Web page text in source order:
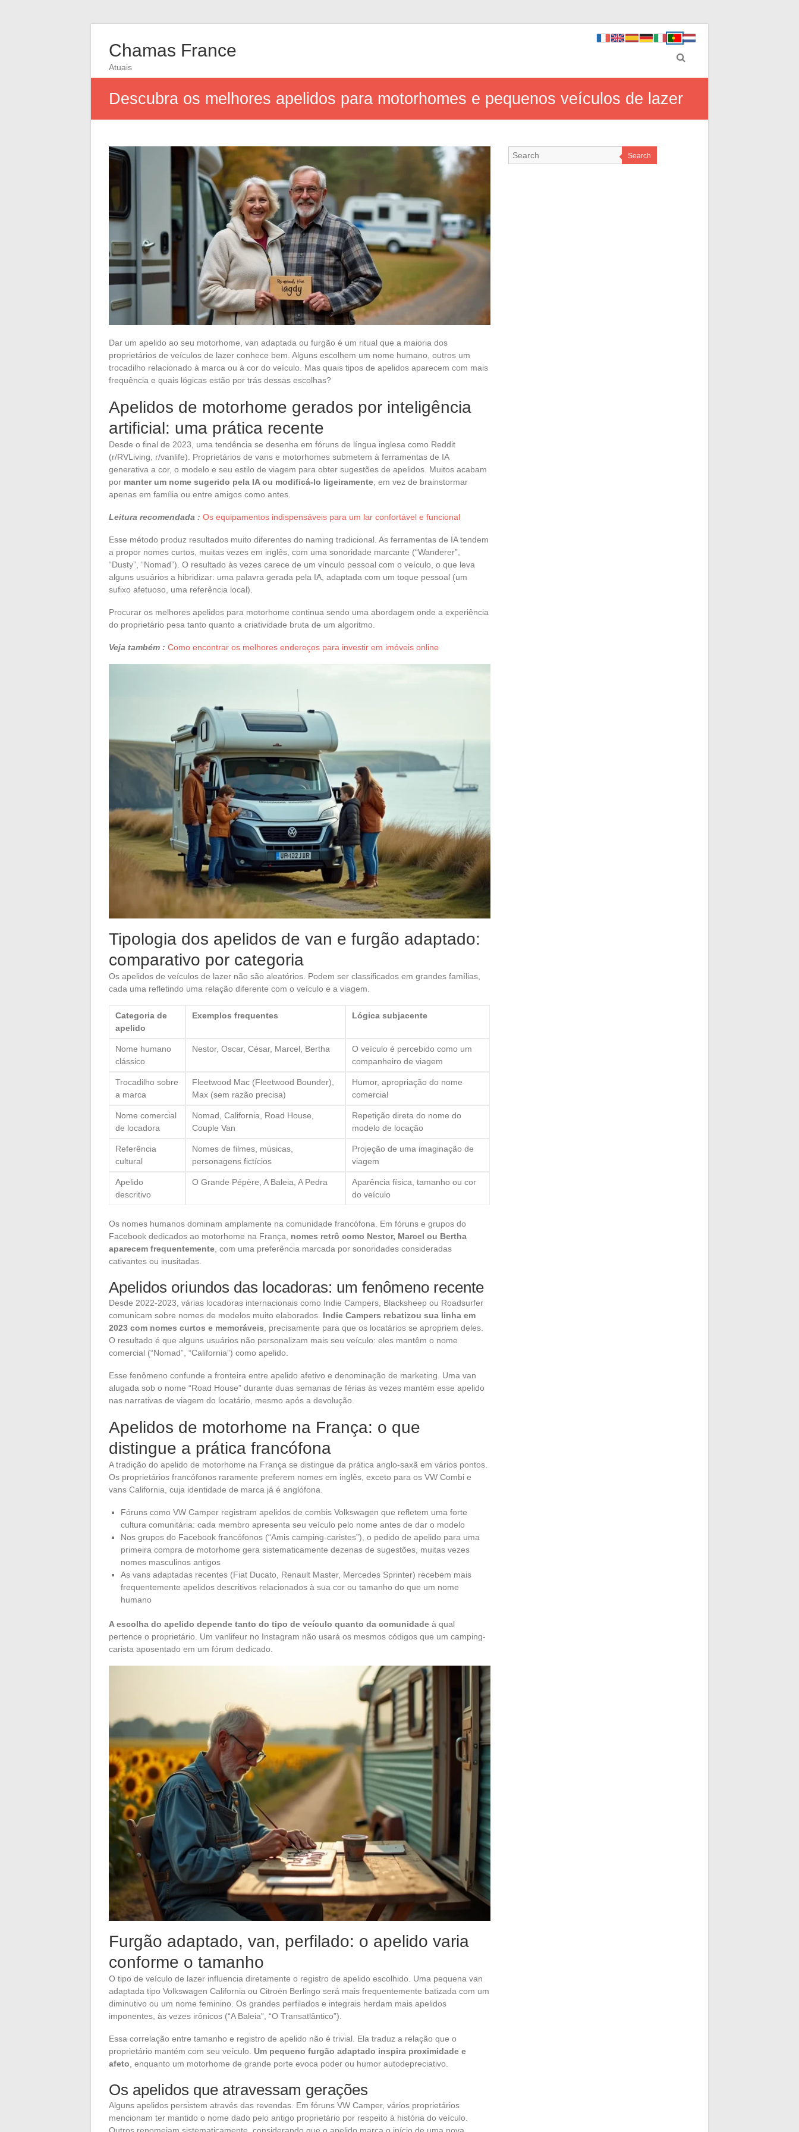
Chamas France
Atuais
Descubra os melhores apelidos para motorhomes e pequenos veículos de lazer
Dar um apelido ao seu motorhome, van adaptada ou furgão é um ritual que a maioria dos
proprietários de veículos de lazer conhece bem. Alguns escolhem um nome humano, outros um
trocadilho relacionado à marca ou à cor do veículo. Mas quais tipos de apelidos aparecem com mais
frequência e quais lógicas estão por trás dessas escolhas?
Apelidos de motorhome gerados por inteligência
artificial: uma prática recente
Desde o final de 2023, uma tendência se desenha em fóruns de língua inglesa como Reddit
(r/RVLiving, r/vanlife). Proprietários de vans e motorhomes submetem à ferramentas de IA
generativa a cor, o modelo e seu estilo de viagem para obter sugestões de apelidos. Muitos acabam
por manter um nome sugerido pela IA ou modificá-lo ligeiramente , em vez de brainstormar
apenas em família ou entre amigos como antes.
Leitura recomendada : Os equipamentos indispensáveis para um lar confortável e funcional
Esse método produz resultados muito diferentes do naming tradicional. As ferramentas de IA tendem
a propor nomes curtos, muitas vezes em inglês, com uma sonoridade marcante (“Wanderer”,
“Dusty”, “Nomad”). O resultado às vezes carece de um vínculo pessoal com o veículo, o que leva
alguns usuários a hibridizar: uma palavra gerada pela IA, adaptada com um toque pessoal (um
sufixo afetuoso, uma referência local).
Procurar os melhores apelidos para motorhome continua sendo uma abordagem onde a experiência
do proprietário pesa tanto quanto a criatividade bruta de um algoritmo.
Veja também : Como encontrar os melhores endereços para investir em imóveis online
Tipologia dos apelidos de van e furgão adaptado:
comparativo por categoria
Os apelidos de veículos de lazer não são aleatórios. Podem ser classificados em grandes famílias,
cada uma refletindo uma relação diferente com o veículo e a viagem.
Categoria de
apelido
Exemplos frequentes Lógica subjacente
Nome humano
clássico
Nestor, Oscar, César, Marcel, Bertha
O veículo é percebido como um
companheiro de viagem
Trocadilho sobre
a marca
Fleetwood Mac (Fleetwood Bounder),
Max (sem razão precisa)
Humor, apropriação do nome
comercial
Nome comercial
de locadora
Nomad, California, Road House,
Couple Van
Repetição direta do nome do
modelo de locação
Referência
cultural
Nomes de filmes, músicas,
personagens fictícios
Projeção de uma imaginação de
viagem
Apelido
descritivo
O Grande Pépère, A Baleia, A Pedra
Aparência física, tamanho ou cor
do veículo
Os nomes humanos dominam amplamente na comunidade francófona. Em fóruns e grupos do
Facebook dedicados ao motorhome na França, nomes retrô como Nestor, Marcel ou Bertha
aparecem frequentemente, com uma preferência marcada por sonoridades consideradas
cativantes ou inusitadas.
Apelidos oriundos das locadoras: um fenômeno recente
Desde 2022-2023, várias locadoras internacionais como Indie Campers, Blacksheep ou Roadsurfer
comunicam sobre nomes de modelos muito elaborados. Indie Campers rebatizou sua linha em
2023 com nomes curtos e memoráveis, precisamente para que os locatários se apropriem deles.
O resultado é que alguns usuários não personalizam mais seu veículo: eles mantêm o nome
comercial (“Nomad”, “California”) como apelido.
Esse fenômeno confunde a fronteira entre apelido afetivo e denominação de marketing. Uma van
alugada sob o nome “Road House” durante duas semanas de férias às vezes mantém esse apelido
nas narrativas de viagem do locatário, mesmo após a devolução.
Apelidos de motorhome na França: o que
distingue a prática francófona
A tradição do apelido de motorhome na França se distingue da prática anglo-saxã em vários pontos.
Os proprietários francófonos raramente preferem nomes em inglês, exceto para os VW Combi e
vans California, cuja identidade de marca já é anglófona.
Fóruns como VW Camper registram apelidos de combis Volkswagen que refletem uma forte
cultura comunitária: cada membro apresenta seu veículo pelo nome antes de dar o modelo
Nos grupos do Facebook francófonos (“Amis camping-caristes”), o pedido de apelido para uma
primeira compra de motorhome gera sistematicamente dezenas de sugestões, muitas vezes
nomes masculinos antigos
As vans adaptadas recentes (Fiat Ducato, Renault Master, Mercedes Sprinter) recebem mais
frequentemente apelidos descritivos relacionados à sua cor ou tamanho do que um nome
humano
A escolha do apelido depende tanto do tipo de veículo quanto da comunidade à qual
pertence o proprietário. Um vanlifeur no Instagram não usará os mesmos códigos que um camping-
carista aposentado em um fórum dedicado.
Furgão adaptado, van, perfilado: o apelido varia
conforme o tamanho
O tipo de veículo de lazer influencia diretamente o registro de apelido escolhido. Uma pequena van
adaptada tipo Volkswagen California ou Citroën Berlingo será mais frequentemente batizada com um
diminutivo ou um nome feminino. Os grandes perfilados e integrais herdam mais apelidos
imponentes, às vezes irônicos (“A Baleia”, “O Transatlântico”).
Essa correlação entre tamanho e registro de apelido não é trivial. Ela traduz a relação que o
proprietário mantém com seu veículo. Um pequeno furgão adaptado inspira proximidade e
afeto , enquanto um motorhome de grande porte evoca poder ou humor autodepreciativo.
Os apelidos que atravessam gerações
Alguns apelidos persistem através das revendas. Em fóruns VW Camper, vários proprietários
mencionam ter mantido o nome dado pelo antigo proprietário por respeito à história do veículo.
Outros renomeiam sistematicamente, considerando que o apelido marca o início de uma nova
Search